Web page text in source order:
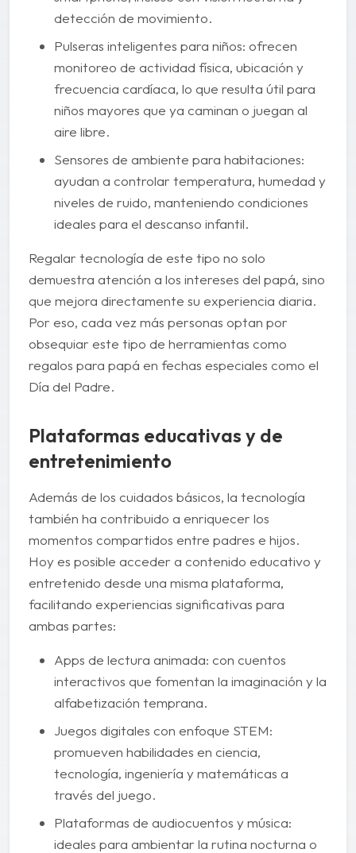
detección de movimiento.
Pulseras inteligentes para niños: ofrecen
monitoreo de actividad física, ubicación y
frecuencia cardíaca, lo que resulta útil para
niños mayores que ya caminan o juegan al
aire libre.
Sensores de ambiente para habitaciones:
ayudan a controlar temperatura, humedad y
niveles de ruido, manteniendo condiciones
ideales para el descanso infantil.
Regalar tecnología de este tipo no solo
demuestra atención a los intereses del papá, sino
que mejora directamente su experiencia diaria.
Por eso, cada vez más personas optan por
obsequiar este tipo de herramientas como
regalos para papá en fechas especiales como el
Día del Padre.
Plataformas educativas y de
entretenimiento
Además de los cuidados básicos, la tecnología
también ha contribuido a enriquecer los
momentos compartidos entre padres e hijos.
Hoy es posible acceder a contenido educativo y
entretenido desde una misma plataforma,
facilitando experiencias significativas para
ambas partes:
Apps de lectura animada: con cuentos
interactivos que fomentan la imaginación y la
alfabetización temprana.
Juegos digitales con enfoque STEM:
promueven habilidades en ciencia,
tecnología, ingeniería y matemáticas a
través del juego.
Plataformas de audiocuentos y música:
ideales para ambientar la rutina nocturna o